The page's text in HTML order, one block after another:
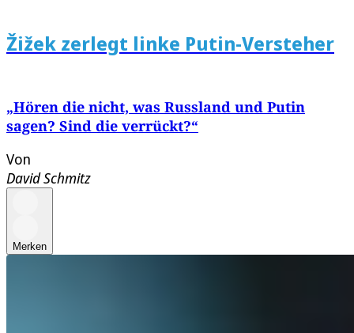
Žižek zerlegt linke Putin-Versteher
„Hören die nicht, was Russland und Putin
sagen? Sind die verrückt?“
Von
David Schmitz
Merken